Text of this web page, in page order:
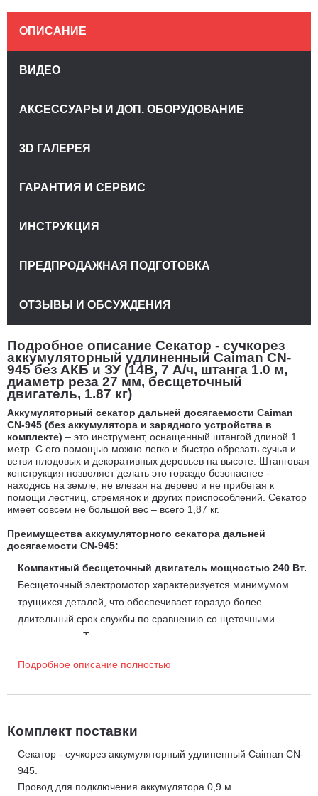
Подробное описание Секатор - сучкорез
аккумуляторный удлиненный Caiman CN-
945 без АКБ и ЗУ (14В, 7 А/ч, штанга 1.0 м,
диаметр реза 27 мм, бесщеточный
двигатель, 1.87 кг)
Аккумуляторный секатор дальней досягаемости Caiman
CN-945 (без аккумулятора и зарядного устройства в
комплекте) – это инструмент, оснащенный штангой длиной 1
метр. С его помощью можно легко и быстро обрезать сучья и
ветви плодовых и декоративных деревьев на высоте. Штанговая
конструкция позволяет делать это гораздо безопаснее -
находясь на земле, не влезая на дерево и не прибегая к
помощи лестниц, стремянок и других приспособлений. Секатор
имеет совсем не большой вес – всего 1,87 кг.
Преимущества аккумуляторного секатора дальней
досягаемости CN-945:
Компактный бесщеточный двигатель мощностью 240 Вт.
Бесщеточный электромотор характеризуется минимумом
трущихся деталей, что обеспечивает гораздо более
длительный срок службы по сравнению со щеточными
двигателями. Такая конструкция упрощает уход за мотором –
на трении значительно повышает энергоэффективность
Лезвия из высококачественной закаленной стали.
производстве лезвий используется высококачественная сталь,
в которой количество углерода составляет 0,6 и более, что
дает материалу высокую прочность. При этом количество
Подробное описание полностью
Комплект поставки
Секатор - сучкорез аккумуляторный удлиненный Caiman CN-
945.
Провод для подключения аккумулятора 0,9 м.
ОПИСАНИЕ
ВИДЕО
АКСЕССУАРЫ И ДОП. ОБОРУДОВАНИЕ
3D ГАЛЕРЕЯ
ГАРАНТИЯ И СЕРВИС
ИНСТРУКЦИЯ
ПРЕДПРОДАЖНАЯ ПОДГОТОВКА
ОТЗЫВЫ И ОБСУЖДЕНИЯ